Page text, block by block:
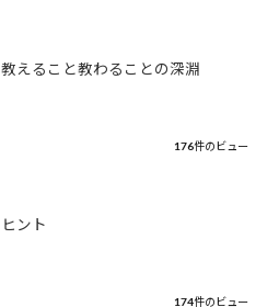
教えること教わることの深淵
176件のビュー
ヒント
174件のビュー